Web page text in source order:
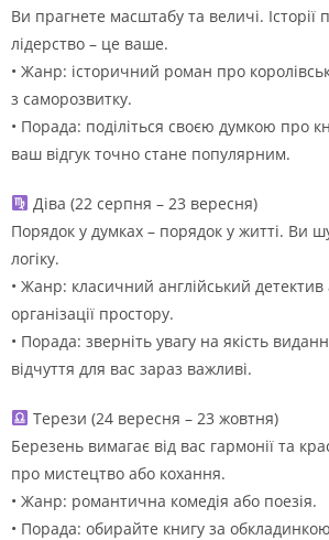
Ви прагнете масштабу та величі. Історії
лідерство – це ваше.
• Жанр: історичний роман про
з саморозвитку.
• Порада: поділіться своєю думкою про
ваш відгук точно стане популярним.
Діва (22 серпня – 23 вересня)
Порядок у думках – порядок у житті. Ви
логіку.
• Жанр: класичний англійський детектив
організації простору.
• Порада: зверніть увагу на якість
відчуття для вас зараз важливі.
Терези (24 вересня – 23 жовтня)
Березень вимагає від вас гармонії та
про мистецтво або кохання.
• Жанр: романтична комедія або поезія.
• Порада: обирайте книгу за